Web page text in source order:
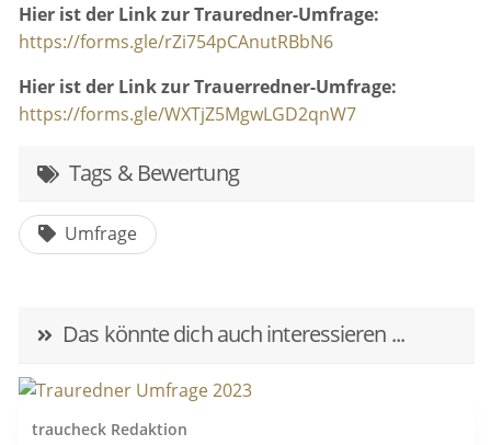
Hier ist der Link zur Trauredner-Umfrage:
https://forms.gle/rZi754pCAnutRBbN6
Hier ist der Link zur Trauerredner-Umfrage:
https://forms.gle/WXTjZ5MgwLGD2qnW7
Tags & Bewertung
Umfrage
Das könnte dich auch interessieren ...
traucheck Redaktion